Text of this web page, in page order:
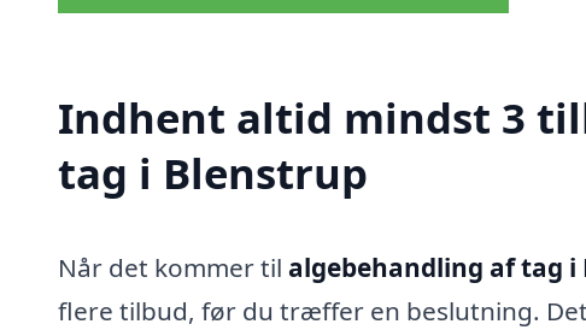
Indhent altid mindst 3
tag i Blenstrup
Når det kommer til algebehandling af tag i
flere tilbud, før du træffer en beslutning.